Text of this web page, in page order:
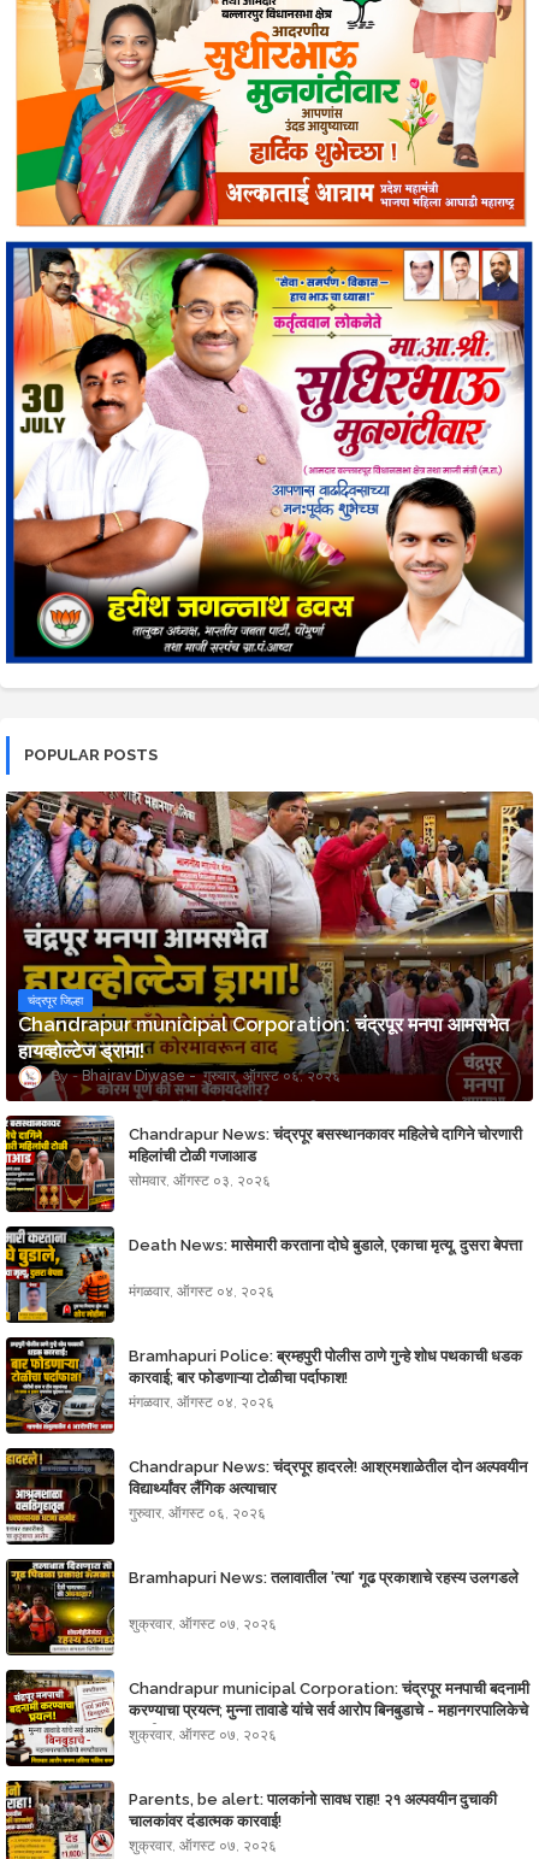
POPULAR POSTS
चंद्रपूर जिल्हा
Chandrapur municipal Corporation: चंद्रपूर मनपा आमसभेत
हायव्होल्टेज ड्रामा!
Bhairav Diwase गुरुवार, ऑगस्ट ०६, २०२६
Chandrapur News: चंद्रपूर बसस्थानकावर महिलेचे दागिने चोरणारी
महिलांची टोळी गजाआड
सोमवार, ऑगस्ट ०३, २०२६
Death News: मासेमारी करताना दोघे बुडाले, एकाचा मृत्यू, दुसरा बेपत्ता
मंगळवार, ऑगस्ट ०४, २०२६
Bramhapuri Police: ब्रम्हपुरी पोलीस ठाणे गुन्हे शोध पथकाची धडक
कारवाई; बार फोडणाऱ्या टोळीचा पर्दाफाश!
मंगळवार, ऑगस्ट ०४, २०२६
Chandrapur News: चंद्रपूर हादरले! आश्रमशाळेतील दोन अल्पवयीन
विद्यार्थ्यांवर लैंगिक अत्याचार
गुरुवार, ऑगस्ट ०६, २०२६
Bramhapuri News: तलावातील 'त्या' गूढ प्रकाशाचे रहस्य उलगडले
शुक्रवार, ऑगस्ट ०७, २०२६
Chandrapur municipal Corporation: चंद्रपूर मनपाची बदनामी
करण्याचा प्रयत्न; मुन्ना तावाडे यांचे सर्व आरोप बिनबुडाचे - महानगरपालिकेचे
स्पष्टीकरण
शुक्रवार, ऑगस्ट ०७, २०२६
Parents, be alert: पालकांनो सावध राहा! २१ अल्पवयीन दुचाकी
चालकांवर दंडात्मक कारवाई!
शुक्रवार, ऑगस्ट ०७, २०२६